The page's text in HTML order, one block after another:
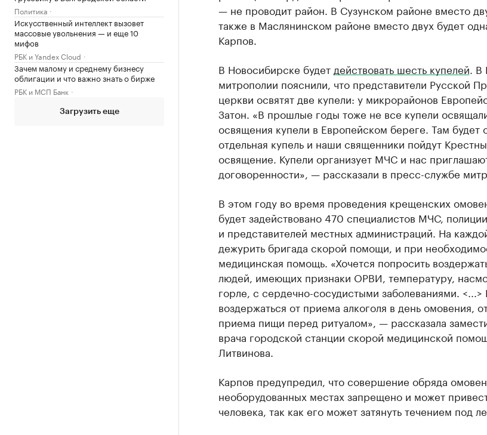
Политика
Искусственный интеллект вызовет
массовые увольнения — и еще 10
мифов
РБК и Yandex Cloud
Зачем малому и среднему бизнесу
облигации и что важно знать о бирже
РБК и МСП Банк
Загрузить еще
— не проводит район. В Сузунском районе вместо
также в Маслянинском районе вместо двух будет
Карпов.
В Новосибирске будет действовать шесть купелей .
митрополии пояснили, что представители Русской
церкви освятят две купели: у микрорайонов
Затон. «В прошлые годы тоже не все купели
освящения купели в Европейском береге. Там будет
отдельная купель и наши священники пойдут
освящение. Купели организует МЧС и нас
договоренности», — рассказали в пресс-службе
В этом году во время проведения крещенских
будет задействовано 470 специалистов МЧС,
и представителей местных администраций. На
дежурить бригада скорой помощи, и при
медицинская помощь. «Хочется попросить
людей, имеющих признаки ОРВИ, температуру,
горле, с сердечно-сосудистыми заболеваниями.
воздержаться от приема алкоголя в день омовения,
приема пищи перед ритуалом», — рассказала
врача городской станции скорой медицинской
Литвинова.
Карпов предупредил, что совершение обряда
необорудованных местах запрещено и может
человека, так как его может затянуть течением под